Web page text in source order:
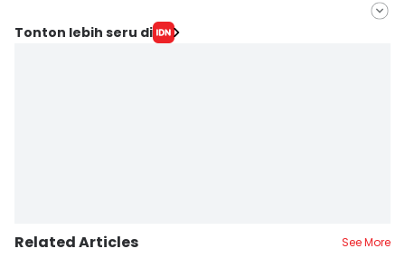
Editor
Tonton lebih seru di
Related Articles See More